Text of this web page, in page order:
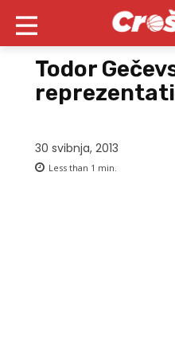
Todor
30 svibnja, 2013
Less than 1 min.